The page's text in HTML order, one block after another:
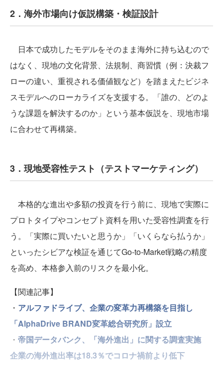
2．海外市場向け仮説構築・検証設計
日本で成功したモデルをそのまま海外に持ち込むので
はなく、現地の文化背景、法規制、商習慣（例：決裁フ
ローの違い、重視される価値観など）を踏まえたビジネ
スモデルへのローカライズを支援する。「誰の、どのよ
うな課題を解決するのか」という基本仮説を、現地市場
に合わせて再構築。
3．現地受容性テスト（テストマーケティング）
本格的な進出や多額の投資を行う前に、現地で実際に
プロトタイプやコンセプト資料を用いた受容性調査を行
う。「実際に買いたいと思うか」「いくらなら払うか」
といったシビアな検証を通じてGo-to-Market戦略の精度
を高め、本格参入前のリスクを最小化。
【関連記事】
・ アルファドライブ、企業の変革力再構築を目指し
「AlphaDrive BRAND変革総合研究所」設立
・ 帝国データバンク、「海外進出」に関する調査実施
企業の海外進出率は18.3％でコロナ禍前より低下